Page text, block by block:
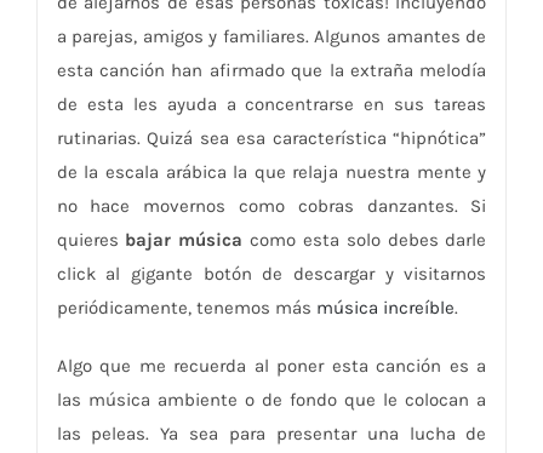
a parejas, amigos y familiares. Algunos amantes de
esta canción han afirmado que la extraña melodía
de esta les ayuda a concentrarse en sus tareas
rutinarias. Quizá sea esa característica “hipnótica”
de la escala arábica la que relaja nuestra mente y
no hace movernos como cobras danzantes. Si
quieres bajar música como esta solo debes darle
click al gigante botón de descargar y visitarnos
periódicamente, tenemos más música increíble.
Algo que me recuerda al poner esta canción es a
las música ambiente o de fondo que le colocan a
las peleas. Ya sea para presentar una lucha de